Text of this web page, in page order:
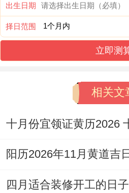
九星:一白-太乙星（水）
彭祖百忌：甲不开仓财
不尝
以我有个朋友就遇到过
家 移徙、买车 提车 纳
市、交易、立券、买车
宅 乔迁新居 入宅、翻新
修饰垣墙、平治道涂、
出生日期
择日范围
立即测
相关文